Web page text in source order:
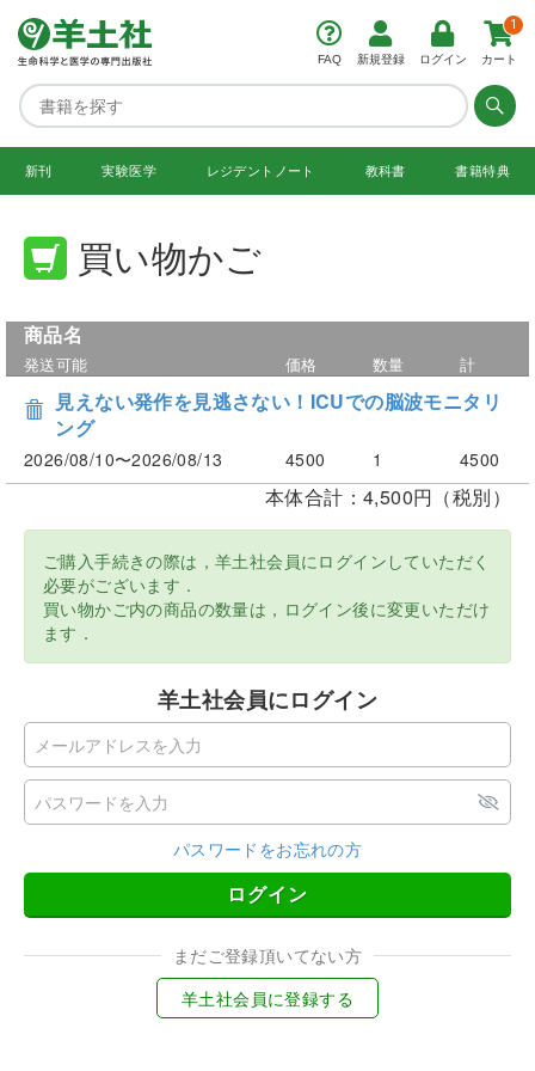
FAQ 新規登録 ログイン カート
1
新刊 実験医学 レジデント ノート 教科書 書籍特典
買い物かご
商品名
発送可能 価格 数量 計
見えない発作を見逃さない！ICUでの脳波モニタリ
ング
2026/08/10〜2026/08/13 4500 1 4500
本体合計：4,500円（税別）
ご購入手続きの際は，羊土社会員にログインしていただく
必要がございます．
買い物かご内の商品の数量は，ログイン後に変更いただけ
ます．
羊土社会員にログイン
パスワードをお忘れの方
ログイン
まだご登録頂いてない方
羊土社会員に登録する